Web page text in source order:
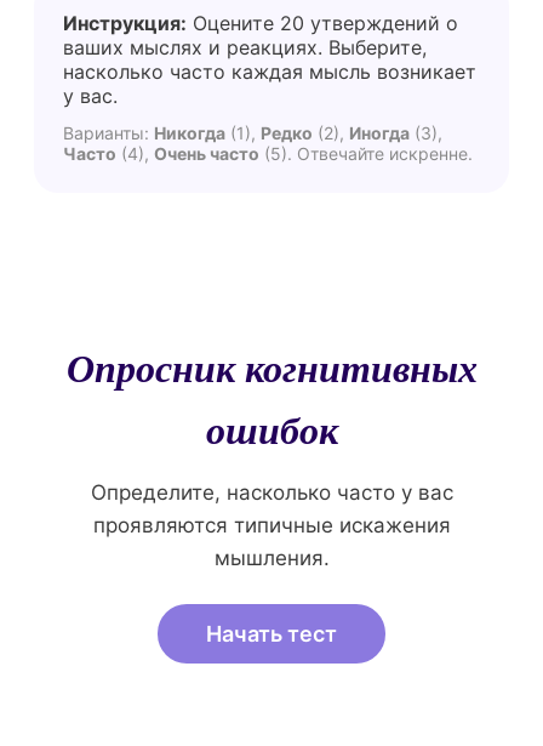
Инструкция: Оцените 20 утверждений о
ваших мыслях и реакциях. Выберите,
насколько часто каждая мысль возникает
у вас.
Варианты: Никогда (1), Редко (2), Иногда (3),
Часто (4), Очень часто (5). Отвечайте искренне.
Опросник когнитивных
ошибок
Определите, насколько часто у вас
проявляются типичные искажения
мышления.
Начать тест